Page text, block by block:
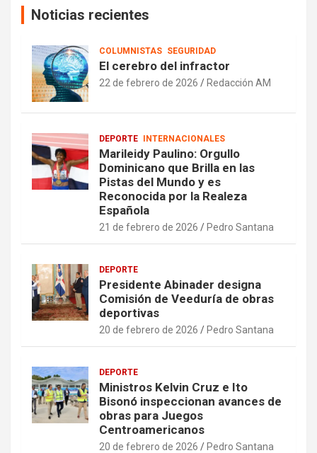
Noticias recientes
COLUMNISTAS SEGURIDAD
El cerebro del infractor
22 de febrero de 2026 Redacción AM
DEPORTE INTERNACIONALES
Marileidy Paulino: Orgullo
Dominicano que Brilla en las
Pistas del Mundo y es
Reconocida por la Realeza
Española
21 de febrero de 2026 Pedro Santana
DEPORTE
Presidente Abinader designa
Comisión de Veeduría de obras
deportivas
20 de febrero de 2026 Pedro Santana
DEPORTE
Ministros Kelvin Cruz e Ito
Bisonó inspeccionan avances de
obras para Juegos
Centroamericanos
20 de febrero de 2026 Pedro Santana